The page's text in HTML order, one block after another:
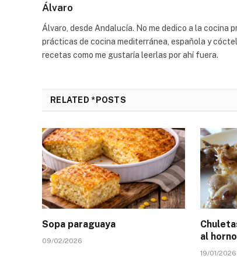
Álvaro
Álvaro, desde Andalucía. No me dedico a la cocina
prácticas de cocina mediterránea, española y
recetas como me gustaría leerlas por ahí fuera.
RELATED *POSTS
Sopa paraguaya
09/02/2026
al horno
19/01/2026